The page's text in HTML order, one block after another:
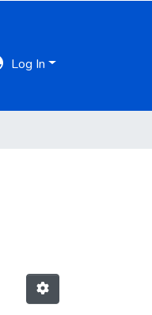
Log In